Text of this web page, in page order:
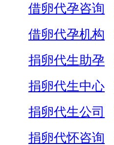
借卵代孕咨询
借卵代孕机构
捐卵代生助孕
捐卵代生中心
捐卵代生公司
捐卵代怀咨询